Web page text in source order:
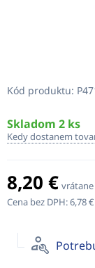
Kód produktu:
Skladom 2 ks
Kedy dostanem
8,20 € vrátane
Cena bez DPH:6,78 €